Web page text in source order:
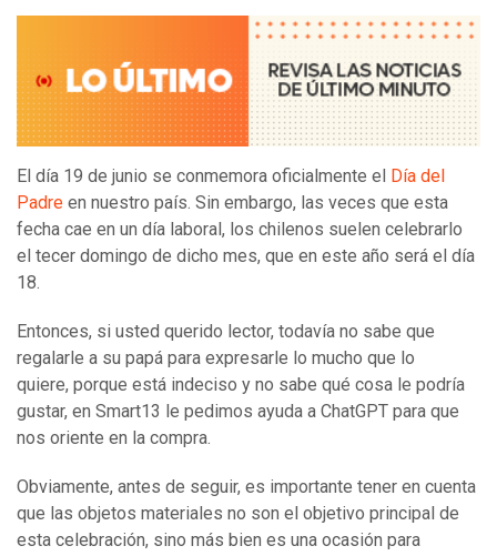
El día 19 de junio se conmemora oficialmente el
Día del
Padre en nuestro país. Sin embargo, las veces que esta
fecha cae en un día laboral, los chilenos suelen celebrarlo
el tecer domingo de dicho mes, que en este año será el día
18.
Entonces, si usted querido lector, todavía no sabe que
regalarle a su papá para expresarle lo mucho que lo
quiere, porque está indeciso y no sabe qué cosa le podría
gustar, en Smart13 le pedimos ayuda a ChatGPT para que
nos oriente en la compra.
Obviamente, antes de seguir, es importante tener en cuenta
que las objetos materiales no son el objetivo principal de
esta celebración, sino más bien es una ocasión para